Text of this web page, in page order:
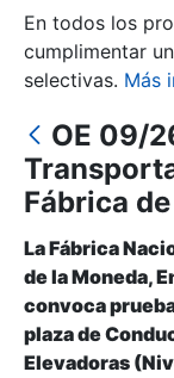
Mostrar/Ocultar
Mostrar/Ocultar
En todos los
cumplimentar
selectivas. Más
OE 09/
Fábrica
La Fábrica
de la Moneda,
convoca
plaza de
Elevadoras